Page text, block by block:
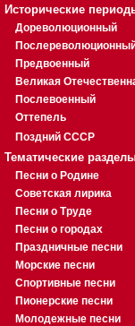
Исторические
Дореволюционный
Предвоенный
Великая
Послевоенный
Оттепель
Поздний СССР
Тематические
Песни о Родине
Советская лирика
Песни о Труде
Песни о городах
Праздничные песни
Морские песни
Спортивные песни
Пионерские песни
Молодежные песни